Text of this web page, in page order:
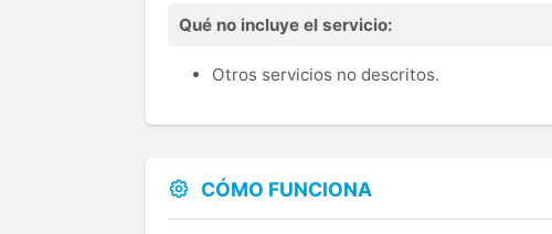
Qué no incluye el servicio:
Otros servicios no descritos.
CÓMO FUNCIONA